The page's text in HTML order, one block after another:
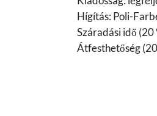
Hígítás: Poli-
Száradási idő (20
Átfesthetőség